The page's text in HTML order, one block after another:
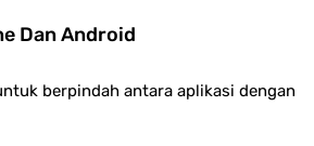
Dan Android
berpindah antara aplikasi dengan